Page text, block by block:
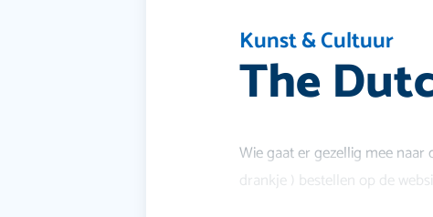
Kunst & Cultuur
The
Wie gaat er gezellig mee
drankje ) bestellen op de